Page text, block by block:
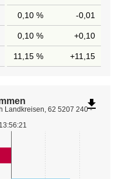
0,10 % -0,01
0,10 % +0,10
11,15 % +11,15
Landkreisen, 62 5207 240 -
file_download